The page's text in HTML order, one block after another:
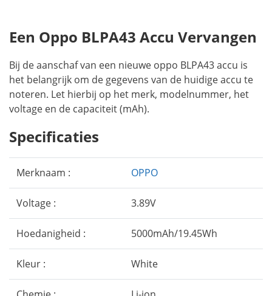
Een Oppo BLPA43 Accu Vervangen
Bij de aanschaf van een nieuwe oppo BLPA43 accu is
het belangrijk om de gegevens van de huidige accu te
noteren. Let hierbij op het merk, modelnummer, het
voltage en de capaciteit (mAh).
Specificaties
Merknaam : OPPO
Voltage : 3.89V
Hoedanigheid : 5000mAh/19.45Wh
Kleur : White